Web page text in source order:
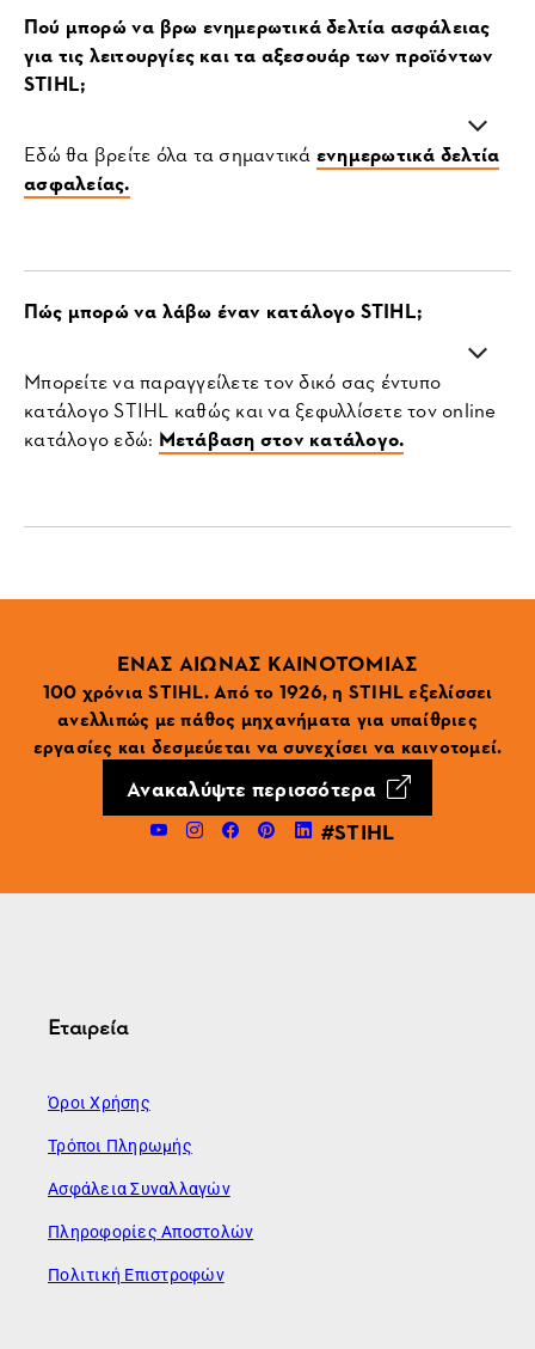
Πού μπορώ να βρω ενημερωτικά δελτία ασφάλειας
για τις λειτουργίες και τα αξεσουάρ των προϊόντων
STIHL;
Εδώ θα βρείτε όλα τα σημαντικά ενημερωτικά δελτία
ασφαλείας.
Πώς μπορώ να λάβω έναν κατάλογο STIHL;
Μπορείτε να παραγγείλετε τον δικό σας έντυπο
κατάλογο STIHL καθώς και να ξεφυλλίσετε τον online
κατάλογο εδώ: Μετάβαση στον κατάλογο.
ΕΝΑΣ ΑΙΩΝΑΣ ΚΑΙΝΟΤΟΜΙΑΣ
100 χρόνια STIHL. Από το 1926, η STIHL εξελίσσει
ανελλιπώς με πάθος μηχανήματα για υπαίθριες
εργασίες και δεσμεύεται να συνεχίσει να καινοτομεί.
Ανακαλύψτε περισσότερα
#STIHL
Εταιρεία
Όροι Χρήσης
Τρόποι Πληρωμής
Ασφάλεια Συναλλαγών
Πληροφορίες Αποστολών
Πολιτική Επιστροφών